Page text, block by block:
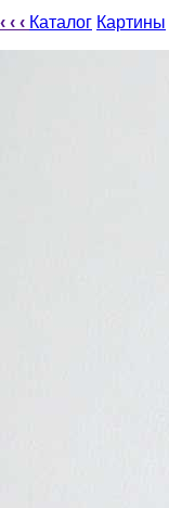
‹ ‹ ‹ Каталог Картины